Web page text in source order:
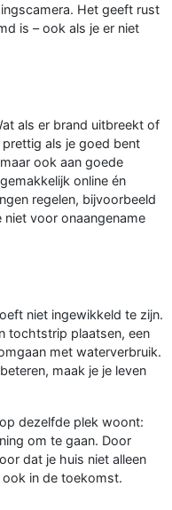
Het geeft rust
is – ook als je er niet
als er brand uitbreekt of
als je goed bent
ook aan goede
online én
regelen, bijvoorbeeld
niet voor onaangename
niet ingewikkeld te zijn.
tochtstrip plaatsen, een
met waterverbruik.
maak je je leven
dezelfde plek woont:
om te gaan. Door
dat je huis niet alleen
in de toekomst.